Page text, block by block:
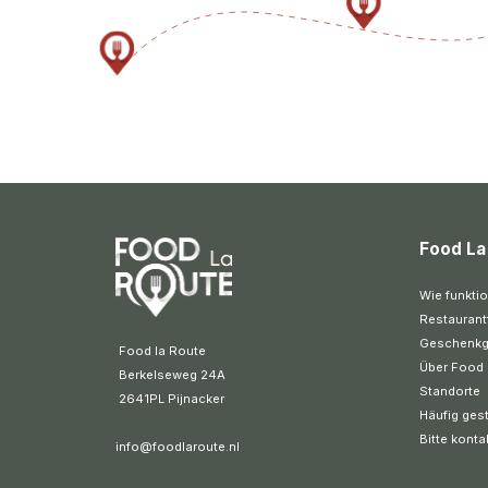
Food la Route
Berkelseweg 24A
2641PL Pijnacker
info@foodlaroute.nl
Food
Wie
Über Food
Standorte
Häufig
Bitte